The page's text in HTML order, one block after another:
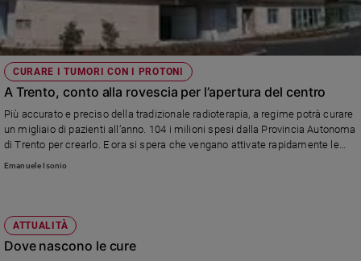
CURARE I TUMORI CON I PROTONI
A Trento, conto alla rovescia per l’apertura del centro
Più accurato e preciso della tradizionale radioterapia, a regime potrà curare
un migliaio di pazienti all’anno. 104 i milioni spesi dalla Provincia Autonoma
di Trento per crearlo. E ora si spera che vengano attivate rapidamente le
convenzioni con le altre Regioni per accogliere pazienti da tutta Italia
Emanuele Isonio
ATTUALITÀ
Dove nascono le cure